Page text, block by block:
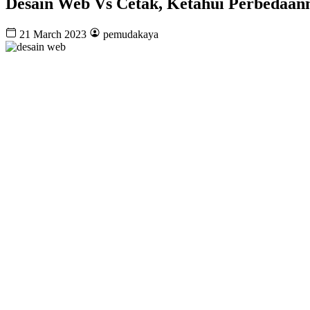
21 March 2023 pemudakaya